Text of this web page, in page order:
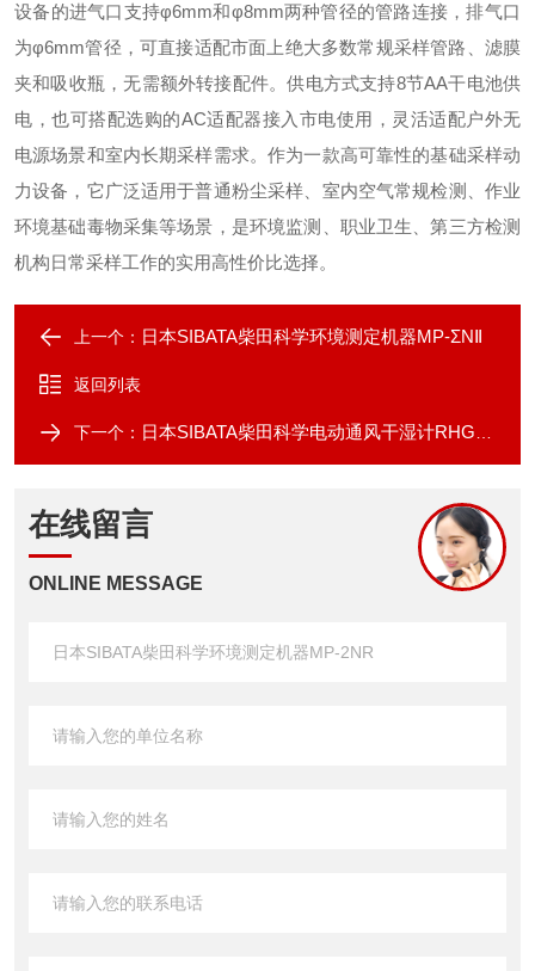
设备的进气口支持φ6mm和φ8mm两种管径的管路连接，排气口
为φ6mm管径，可直接适配市面上绝大多数常规采样管路、滤膜
夹和吸收瓶，无需额外转接配件。供电方式支持8节AA干电池供
电，也可搭配选购的AC适配器接入市电使用，灵活适配户外无
电源场景和室内长期采样需求。作为一款高可靠性的基础采样动
力设备，它广泛适用于普通粉尘采样、室内空气常规检测、作业
环境基础毒物采集等场景，是环境监测、职业卫生、第三方检测
机构日常采样工作的实用高性价比选择。
上一个： 日本SIBATA柴田科学环境测定机器MP-ΣNⅡ
返回列表
下一个： 日本SIBATA柴田科学电动通风干湿计RHG-1-AL
在线留言
ONLINE MESSAGE